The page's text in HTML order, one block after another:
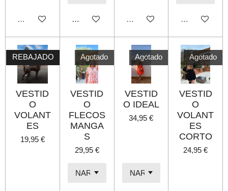
Agotado Añadir al carrito Agotado Agotado
REBAJADO
VESTID
O
VOLANT
ES
19,95 €
Agotado
VESTID
O
FLECOS
MANGA
S
29,95 €
Agotado
VESTID
O IDEAL
34,95 €
Agotado
VESTID
O
VOLANT
ES
CORTO
24,95 €